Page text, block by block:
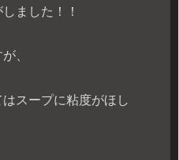
ました！！
、
スープに粘度がほし